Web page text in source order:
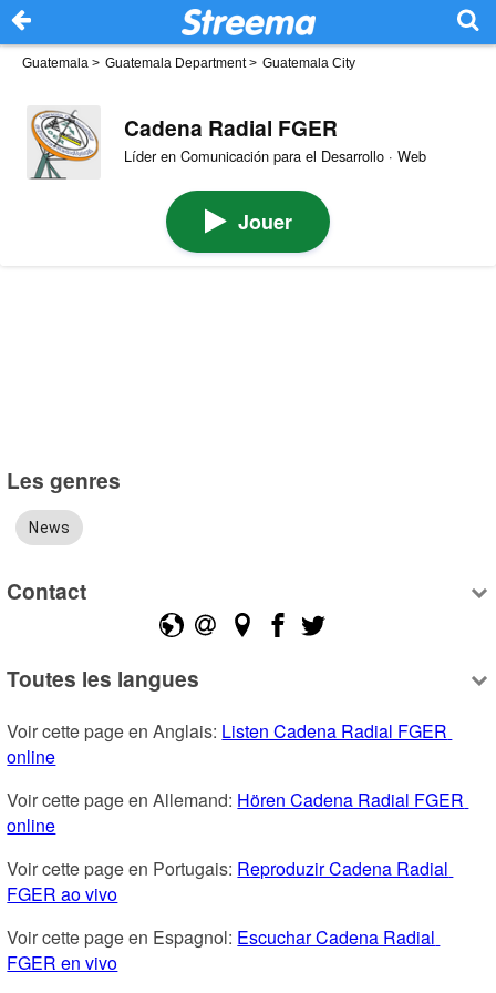
Guatemala > Guatemala Department> Guatemala City
Cadena Radial FGER
Líder en Comunicación para el Desarrollo · Web
Jouer
Les genres
News
Contact
Toutes les langues
Voir cette page en Anglais: Listen Cadena Radial FGER
online
Voir cette page en Allemand: Hören Cadena Radial FGER
online
Voir cette page en Portugais: Reproduzir Cadena Radial
FGER ao vivo
Voir cette page en Espagnol: Escuchar Cadena Radial
FGER en vivo